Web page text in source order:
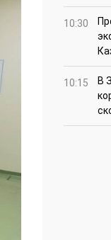
10:30
10:15
В